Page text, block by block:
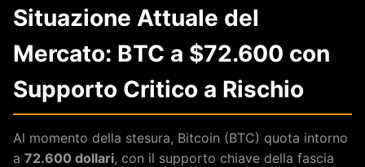
Situazione Attuale del
Mercato: BTC a $72.600 con
Supporto Critico a Rischio
Al momento della stesura, Bitcoin (BTC) quota intorno
a 72.600 dollari, con il supporto chiave della fascia